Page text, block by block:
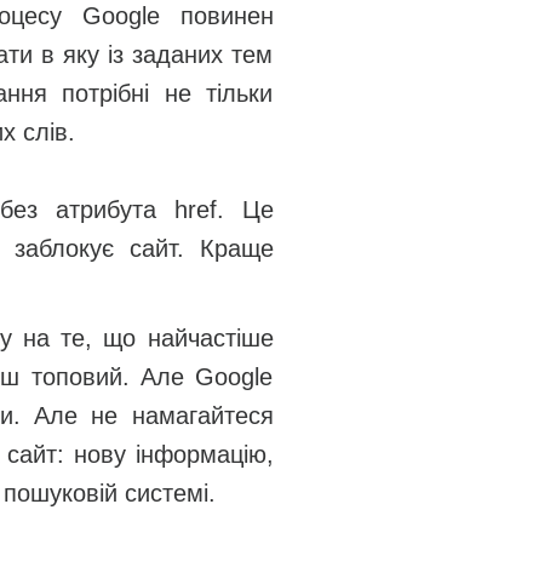
Google повинен
в яку із заданих тем
потрібні не тільки
слів.
атрибута href. Це
сайт. Краще
на те, що найчастіше
топовий. Але Google
Але не намагайтеся
нову інформацію,
системі.